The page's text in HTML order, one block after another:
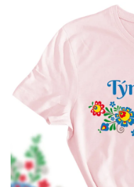
VÁNOCE
🖤 SLEVY
KONTAKTY
Jak nakupovat
Hodnocení obchodu